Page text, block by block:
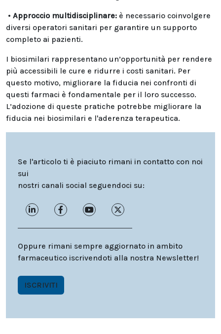
• Approccio multidisciplinare: è necessario coinvolgere
diversi operatori sanitari per garantire un supporto
completo ai pazienti.
I biosimilari rappresentano un’opportunità per rendere
più accessibili le cure e ridurre i costi sanitari. Per
questo motivo, migliorare la fiducia nei confronti di
questi farmaci è fondamentale per il loro successo.
L’adozione di queste pratiche potrebbe migliorare la
fiducia nei biosimilari e l'aderenza terapeutica.
Se l'articolo ti è piaciuto rimani in contatto con noi
sui
nostri canali social seguendoci su:
Oppure rimani sempre aggiornato in ambito
farmaceutico iscrivendoti alla nostra Newsletter!
ISCRIVITI